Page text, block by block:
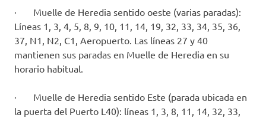
· Muelle de Heredia sentido oeste (varias paradas):
Líneas 1, 3, 4, 5, 8, 9, 10, 11, 14, 19, 32, 33, 34, 35, 36,
37, N1, N2, C1, Aeropuerto. Las líneas 27 y 40
mantienen sus paradas en Muelle de Heredia en su
horario habitual.
· Muelle de Heredia sentido Este (parada ubicada en
la puerta del Puerto L40): líneas 1, 3, 8, 11, 14, 32, 33,